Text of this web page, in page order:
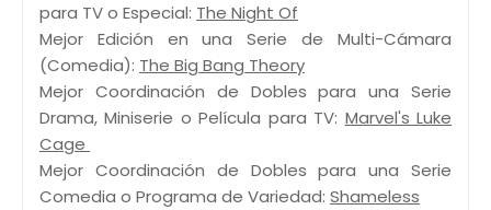
para TV o Especial: The Night Of
Mejor Edición en una Serie de Multi-Cámara
(Comedia): The Big Bang Theory
Mejor Coordinación de Dobles para una Serie
Drama, Miniserie o Película para TV: Marvel's Luke
Cage
Mejor Coordinación de Dobles para una Serie
Comedia o Programa de Variedad: Shameless